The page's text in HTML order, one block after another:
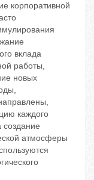
корпоративной
вклада
работы,
новых
каждого
создание
атмосферы